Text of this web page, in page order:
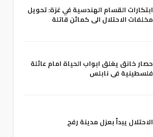
ابتكارات القسام الهندسية في غزة: تحويل
مخلفات الاحتلال الى كمائن قاتلة
حصار خانق يغلق ابواب الحياة امام عائلة
فلسطينية في نابلس
الاحتلال يبدأ بعزل مدينة رفح